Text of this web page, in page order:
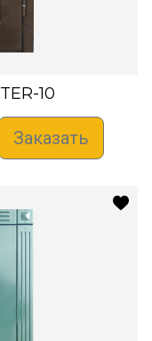
TER-10
Заказать